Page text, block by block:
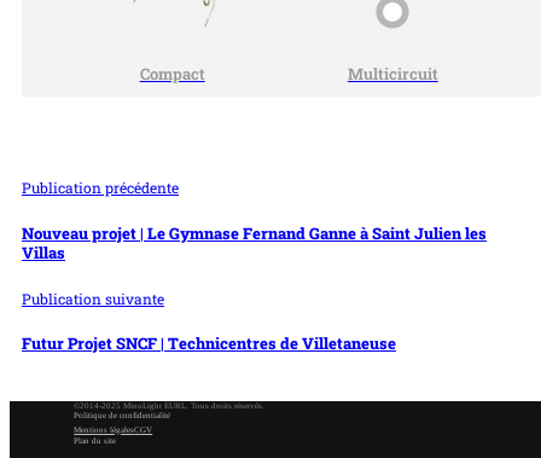
Compact Multicircuit
Publication précédente
Nouveau projet | Le Gymnase Fernand Ganne à Saint Julien les
Villas
Publication suivante
Futur Projet SNCF | Technicentres de Villetaneuse
©2014-2025 MinoLight EURL. Tous droits réservés.
Politique de confidentialité
Mentions légalesCGV
Plan du site